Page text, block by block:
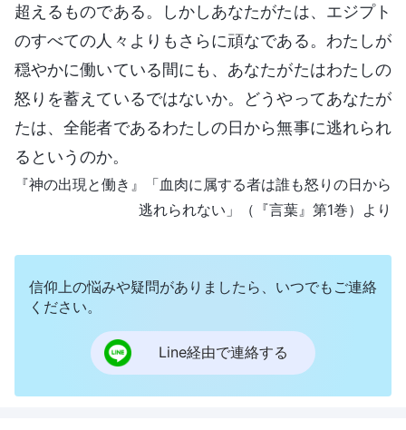
超えるものである。しかしあなたがたは、エジプト
のすべての人々よりもさらに頑なである。わたしが
穏やかに働いている間にも、あなたがたはわたしの
怒りを蓄えているではないか。どうやってあなたが
たは、全能者であるわたしの日から無事に逃れられ
るというのか。
『神の出現と働き』「血肉に属する者は誰も怒りの日から
逃れられない」（『言葉』第1巻）より
信仰上の悩みや疑問がありましたら、いつでもご連絡
ください。
Line経由で連絡する